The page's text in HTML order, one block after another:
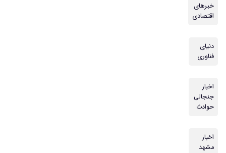
خبرهای
اقتصادی
دنیای
فناوری
اخبار
جنجالی
حوادث
اخبار
مشهد